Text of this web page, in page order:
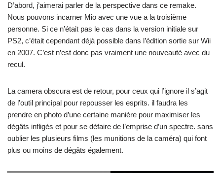
D’abord, j’aimerai parler de la perspective dans ce remake.
Nous pouvons incarner Mio avec une vue a la troisième
personne. Si ce n’était pas le cas dans la version initiale sur
PS2, c’était cependant déjà possible dans l’édition sortie sur Wii
en 2007. C’est n’est donc pas vraiment une nouveauté avec du
recul.
La camera obscura est de retour, pour ceux qui l’ignore il s’agit
de l’outil principal pour repousser les esprits. il faudra les
prendre en photo d’une certaine manière pour maximiser les
dégâts infligés et pour se défaire de l’emprise d’un spectre. sans
oublier les plusieurs films (les munitions de la caméra) qui font
plus ou moins de dégâts également.